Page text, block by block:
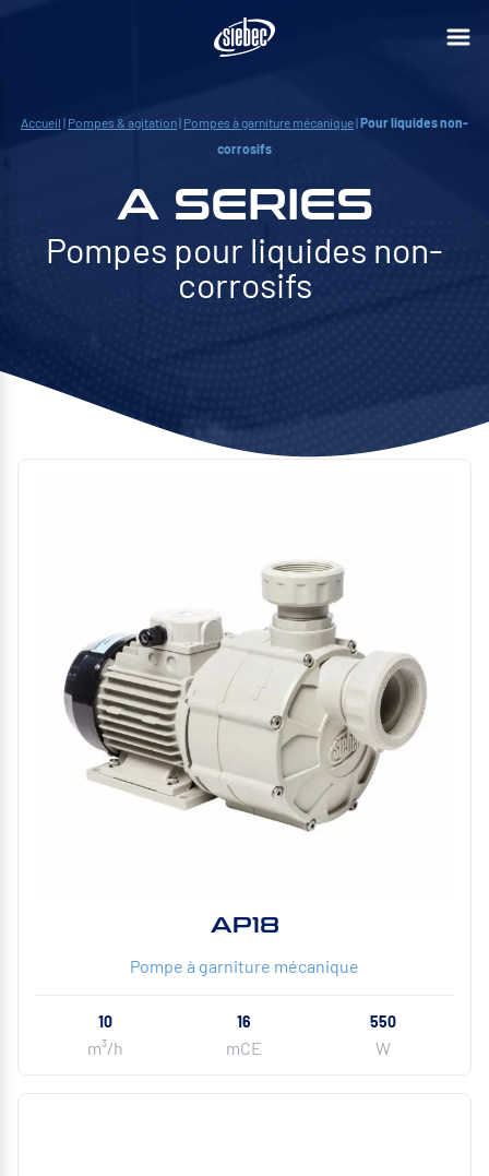
Accueil | Pompes & agitation| Pompes à garniture mécanique|Pour liquides non-
corrosifs
A SERIES
Pompes pour liquides non-
corrosifs
AP18
Pompe à garniture mécanique
10
m³/h
16
mCE
550
W